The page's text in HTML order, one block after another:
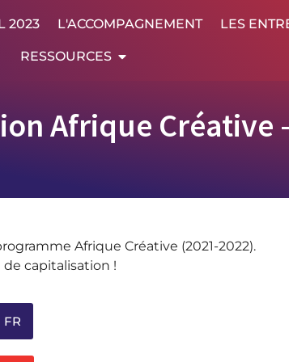
2023 L'ACCOMPAGNEMENT LES
RESSOURCES
Afrique Créative
Afrique Créative (2021-2022).
capitalisation !
FR